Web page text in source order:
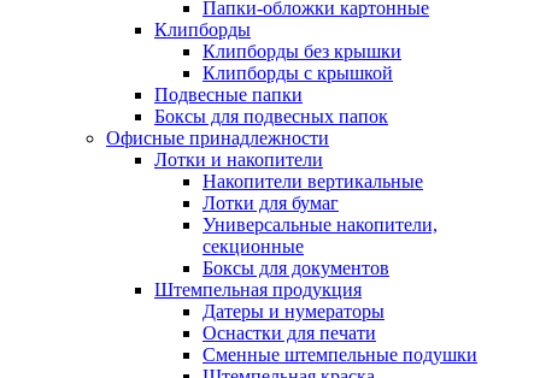
Папки-обложки картонные
Клипборды
Клипборды без крышки
Клипборды с крышкой
Подвесные папки
Боксы для подвесных папок
Офисные принадлежности
Лотки и накопители
Накопители вертикальные
Лотки для бумаг
Универсальные накопители,
секционные
Боксы для документов
Штемпельная продукция
Датеры и нумераторы
Оснастки для печати
Сменные штемпельные подушки